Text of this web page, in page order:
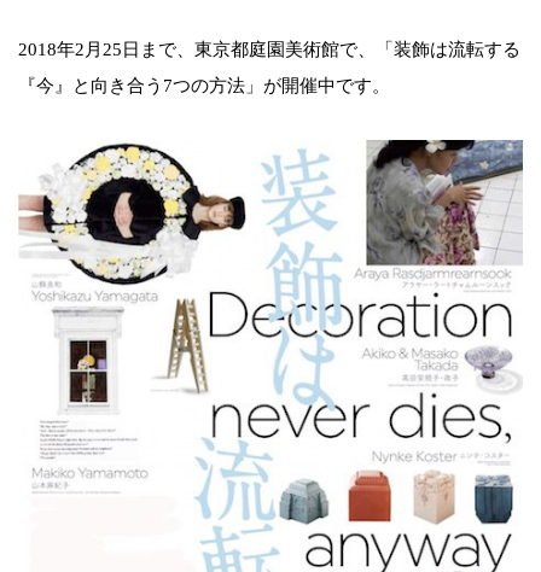
2018年2月25日まで、東京都庭園美術館で、「装飾は流転する
『今』と向き合う7つの方法」が開催中です。